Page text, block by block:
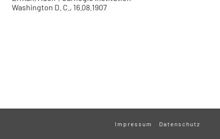
Washington D. C., 16.08.1907
Impressum Datenschutz